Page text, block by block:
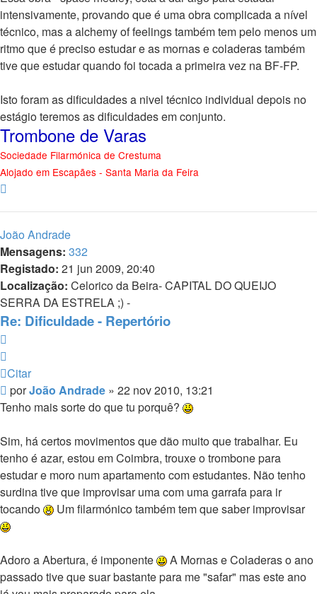
intensivamente, provando que é uma obra complicada a nível
técnico, mas a alchemy of feelings também tem pelo menos um
ritmo que é preciso estudar e as mornas e coladeras também
tive que estudar quando foi tocada a primeira vez na BF-FP.
Isto foram as dificuldades a nivel técnico individual depois no
estágio teremos as dificuldades em conjunto.
Trombone de Varas
Sociedade Filarmónica de Crestuma
Alojado em Escapães - Santa Maria da Feira
João Andrade
Mensagens: 332
Registado: 21 jun 2009, 20:40
Localização: Celorico da Beira- CAPITAL DO QUEIJO
SERRA DA ESTRELA ;) -
Re: Dificuldade - Repertório
Citar
Mensagem
porJoão Andrade » 22 nov 2010, 13:21
Tenho mais sorte do que tu porquê?
Sim, há certos movimentos que dão muito que trabalhar. Eu
tenho é azar, estou em Coimbra, trouxe o trombone para
estudar e moro num apartamento com estudantes. Não tenho
surdina tive que improvisar uma com uma garrafa para ir
tocando
Um filarmónico também tem que saber improvisar
Adoro a Abertura, é imponente
A Mornas e Coladeras o ano
passado tive que suar bastante para me "safar" mas este ano